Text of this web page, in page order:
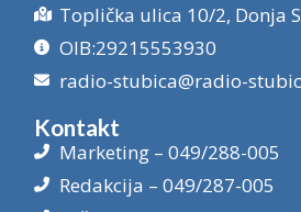
Toplička ulica 10/2, Donja
OIB:29215553930
radio-stubica@radio-
Kontakt
Marketing – 049/288-005
Redakcija – 049/287-005